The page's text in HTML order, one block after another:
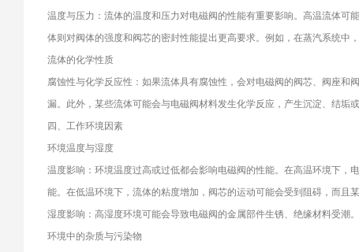
温度与压力：流体的温度和压力对电磁阀的性能有重要影响。高温流体
体则对阀体的强度和阀芯的密封性能提出更高要求。例如，在蒸汽系统中
流体的化学性质
腐蚀性与化学反应性：如果流体具有腐蚀性，会对电磁阀的阀芯、阀座
漏。此外，某些流体可能会与电磁阀材料发生化学反应，产生沉淀、结垢
四、工作环境因素
环境温度与湿度
温度影响：环境温度过高或过低都会影响电磁阀的性能。在高温环境下，
能。在低温环境下，流体的粘度增加，阀芯的运动可能会受到阻碍，而且
湿度影响：高湿度环境可能会导致电磁阀的金属部件生锈、绝缘材料受潮
环境中的杂质与污染物